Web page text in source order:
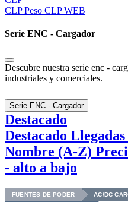
CLP Peso CLP WEB
Serie ENC - Cargador
Descubre nuestra serie enc -
industriales y comerciales.
Serie ENC - Cargador
Destacado
Destacado
Nombre (A-Z)
- alto a bajo
FUENTES DE PODER AC/DC